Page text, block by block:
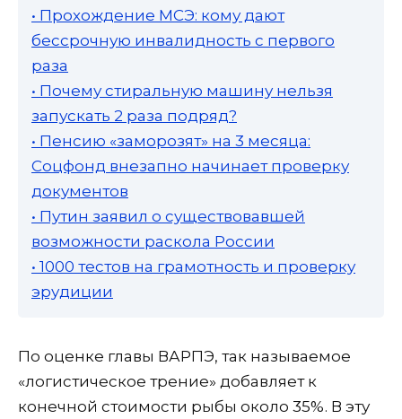
• Прохождение МСЭ: кому дают
бессрочную инвалидность с первого
раза
• Почему стиральную машину нельзя
запускать 2 раза подряд?
• Пенсию «заморозят» на 3 месяца:
Соцфонд внезапно начинает проверку
документов
• Путин заявил о существовавшей
возможности раскола России
• 1000 тестов на грамотность и проверку
эрудиции
По оценке главы ВАРПЭ, так называемое
«логистическое трение» добавляет к
конечной стоимости рыбы около 35%. В эту